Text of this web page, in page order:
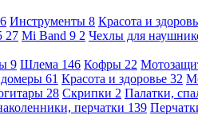
6 Инструменты 8 Красота и
27 Mi Band 9 2 Чехлы для
9 Шлема 146 Кофры 22
61 Красота и здоровье 32
28 Скрипки 2 Палатки,
перчатки 139